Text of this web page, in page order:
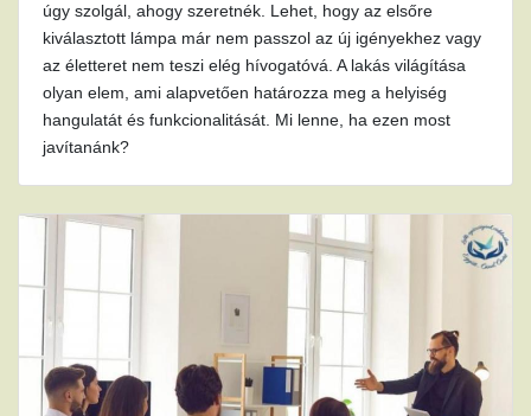
úgy szolgál, ahogy szeretnék. Lehet, hogy az elsőre
kiválasztott lámpa már nem passzol az új igényekhez vagy
az életteret nem teszi elég hívogatóvá. A lakás világítása
olyan elem, ami alapvetően határozza meg a helyiség
hangulatát és funkcionalitását. Mi lenne, ha ezen most
javítanánk?